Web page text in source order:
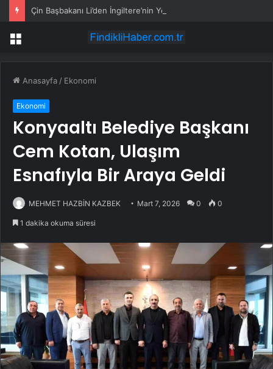
Menü
Anasayfa / Ekonomi
Ekonomi
Konyaaltı Belediye Başkanı
Cem Kotan, Ulaşım
Esnafıyla Bir Araya Geldi
MEHMET HAZBİN KAZBEK Mart 7, 2026 0 0
1 dakika okuma süresi